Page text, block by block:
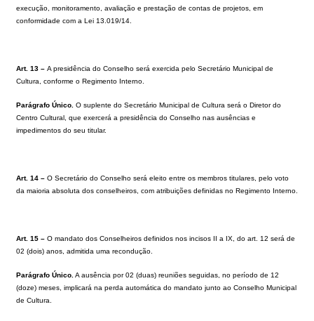
execução, monitoramento, avaliação e prestação de contas de projetos, em
conformidade com a Lei 13.019/14.
Art. 13 – A presidência do Conselho será exercida pelo Secretário Municipal de
Cultura, conforme o Regimento Interno.
Parágrafo Único. O suplente do Secretário Municipal de Cultura será o Diretor do
Centro Cultural, que exercerá a presidência do Conselho nas ausências e
impedimentos do seu titular.
Art. 14 – O Secretário do Conselho será eleito entre os membros titulares, pelo voto
da maioria absoluta dos conselheiros, com atribuições definidas no Regimento Interno.
Art. 15 – O mandato dos Conselheiros definidos nos incisos II a IX, do art. 12 será de
02 (dois) anos, admitida uma recondução.
Parágrafo Único. A ausência por 02 (duas) reuniões seguidas, no período de 12
(doze) meses, implicará na perda automática do mandato junto ao Conselho Municipal
de Cultura.